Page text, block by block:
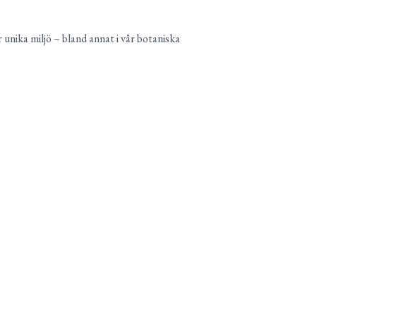
miljö – bland annat i vår botaniska